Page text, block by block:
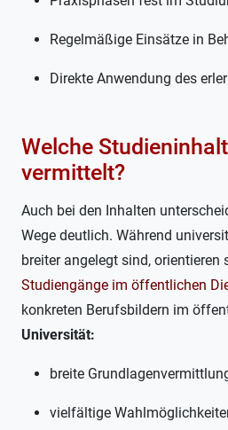
Regelmäßige Einsätze in
Direkte Anwendung des
Welche
vermittelt?
Auch bei den Inhalten
Wege deutlich. Während
breiter angelegt sind, orientieren
Studiengänge im öffentlichen
konkreten Berufsbildern im
Universität:
breite
vielfältige